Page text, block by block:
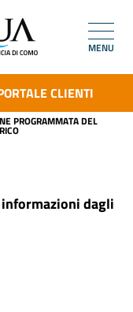
MENU
CLIENTI
PROGRAMMATA DEL
dagli